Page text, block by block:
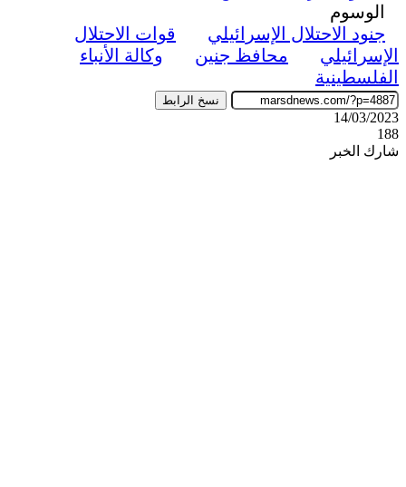
الوسوم
جنود الاحتلال الإسرائيلي
قوات الاحتلال
الإسرائيلي
محافظ جنين
وكالة الأنباء
الفلسطينية
نسخ الرابط
14/03/2023
188
شارك الخبر